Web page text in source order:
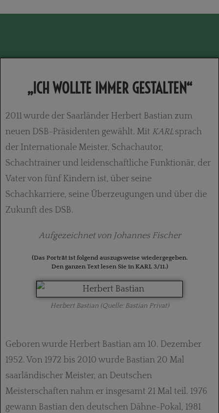
„ICH WOLLTE IMMER GESTALTEN“
2011 wurde der Saarländer Herbert Bastian zum
neuen DSB-Präsidenten gewählt. Mit KARL sprach
der Internationale Meister, Schachautor,
Schachtrainer und leidenschaftliche Funktionär, der
Vater von fünf Kindern ist, über seine
Schachkarriere, seine Überzeugungen und über die
Zukunft des DSB.
Aufgezeichnet von Johannes Fischer
(Das Porträt ist folgend auszugsweise wiedergegeben.
Den ganzen Text lesen Sie in KARL 3/11.)
Herbert Bastian (Quelle: Bastian Privat)
Geboren wurde Herbert Bastian am 10. Dezember
1952. Von 1972 bis 2010 wurde Bastian 20 Mal
saarländischer Meister, an Deutschen
Meisterschaften nahm er insgesamt 21 Mal teil. 1976
gewann Bastian den deutschen Dähne-Pokal, 1981